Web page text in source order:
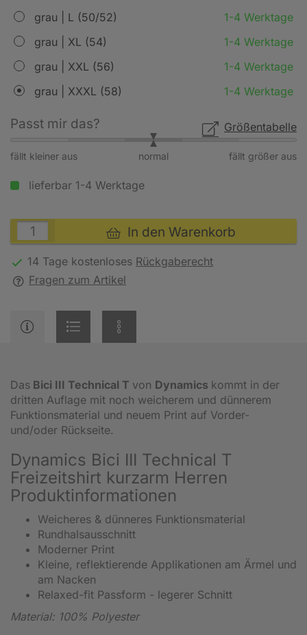
grau | L (50/52)
1-4 Werktage
grau | XL (54)
1-4 Werktage
grau | XXL (56)
1-4 Werktage
grau | XXXL (58)
1-4 Werktage
Größentabelle
Passt mir das?
fällt kleiner aus fällt größer aus
normal
lieferbar 1-4 Werktage
In den Warenkorb
14 Tage kostenloses Rückgaberecht
Fragen zum Artikel
Das Bici III Technical T von Dynamics kommt in der
dritten Auflage mit noch weicherem und dünnerem
Funktionsmaterial und neuem Print auf Vorder-
und/oder Rückseite.
Dynamics Bici III Technical T
Freizeitshirt kurzarm Herren
Produktinformationen
Weicheres & dünneres Funktionsmaterial
Rundhalsausschnitt
Moderner Print
Kleine, reflektierende Applikationen am Ärmel und
am Nacken
Relaxed-fit Passform - legerer Schnitt
Material: 100% Polyester